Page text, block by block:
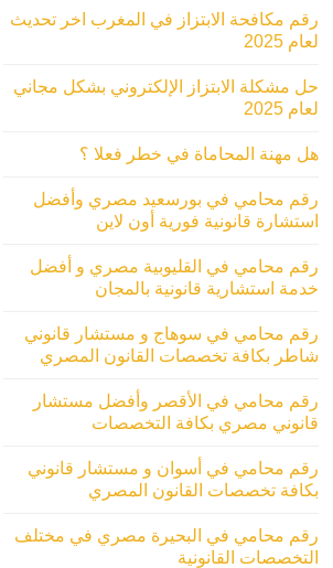
رقم مكافحة الابتزاز في المغرب اخر تحديث
لعام 2025
حل مشكلة الابتزاز الإلكتروني بشكل مجاني
لعام 2025
هل مهنة المحاماة في خطر فعلا ؟
رقم محامي في بورسعيد مصري وأفضل
استشارة قانونية فورية أون لاين
رقم محامي في القليوبية مصري و أفضل
خدمة استشارية قانونية بالمجان
رقم محامي في سوهاج و مستشار قانوني
شاطر بكافة تخصصات القانون المصري
رقم محامي في الأقصر وأفضل مستشار
قانوني مصري بكافة التخصصات
رقم محامي في أسوان و مستشار قانوني
بكافة تخصصات القانون المصري
رقم محامي في البحيرة مصري في مختلف
التخصصات القانونية